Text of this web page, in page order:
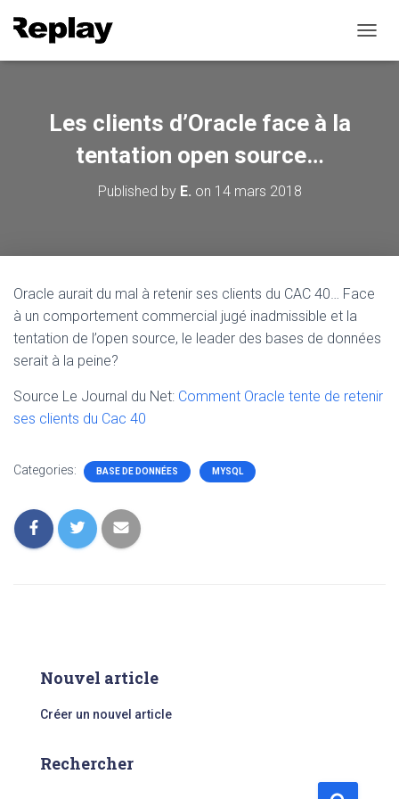
O
N
Les clients d’Oracle face à la
tentation open source…
Published by E. on 14 mars 2018
Oracle aurait du mal à retenir ses clients du CAC 40… Face
à un comportement commercial jugé inadmissible et la
tentation de l’open source, le leader des bases de données
serait à la peine?
Source Le Journal du Net: Comment Oracle tente de retenir
ses clients du Cac 40
Categories: BASE DE DONNÉES MYSQL
Nouvel article
Créer un nouvel article
Rechercher